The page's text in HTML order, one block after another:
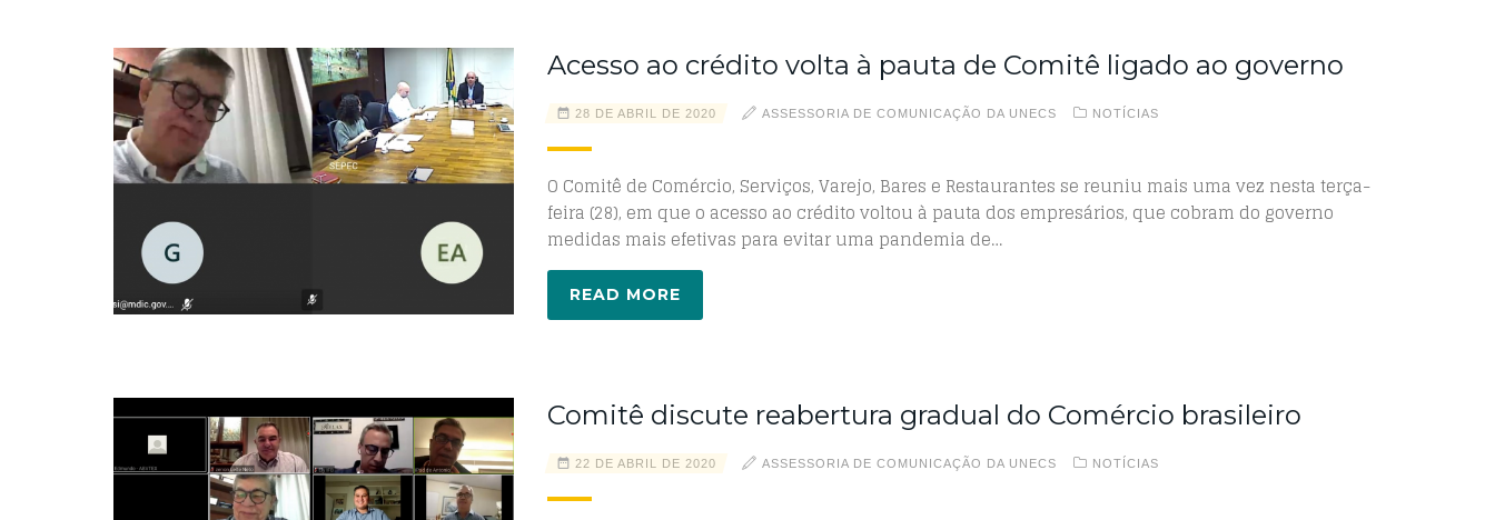
Acesso ao crédito volta à pauta de Comitê ligado ao governo
28 DE ABRIL DE 2020 ASSESSORIA DE COMUNICAÇÃO DA UNECS NOTÍCIAS
O Comitê de Comércio, Serviços, Varejo, Bares e Restaurantes se reuniu mais uma vez nesta terça-
feira (28), em que o acesso ao crédito voltou à pauta dos empresários, que cobram do governo
medidas mais efetivas para evitar uma pandemia de…
READ MORE
Comitê discute reabertura gradual do Comércio brasileiro
22 DE ABRIL DE 2020 ASSESSORIA DE COMUNICAÇÃO DA UNECS NOTÍCIAS